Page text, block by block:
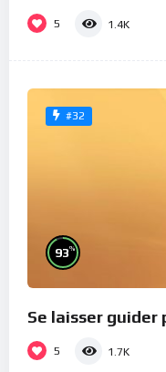
5 1.4K
#32
93%
Se laisser
5 1.7K